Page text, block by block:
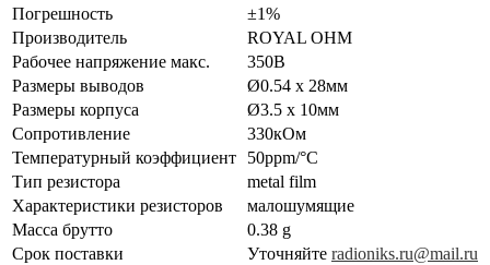
Погрешность
±1%
Производитель
ROYAL OHM
Рабочее напряжение макс.
350В
Размеры выводов
Ø0.54 x 28мм
Размеры корпуса
Ø3.5 x 10мм
Сопротивление
330кОм
Температурный коэффициент
50ppm/°C
Тип резистора
metal film
Характеристики резисторов
малошумящие
Масса брутто
0.38 g
Срок поставки
Уточняйте radioniks.ru@mail.ru